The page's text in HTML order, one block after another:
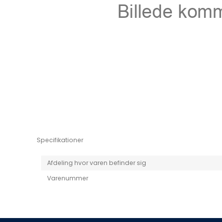
Niro EV
Specifikationer
Afdeling hvor varen befinder sig
Varenummer